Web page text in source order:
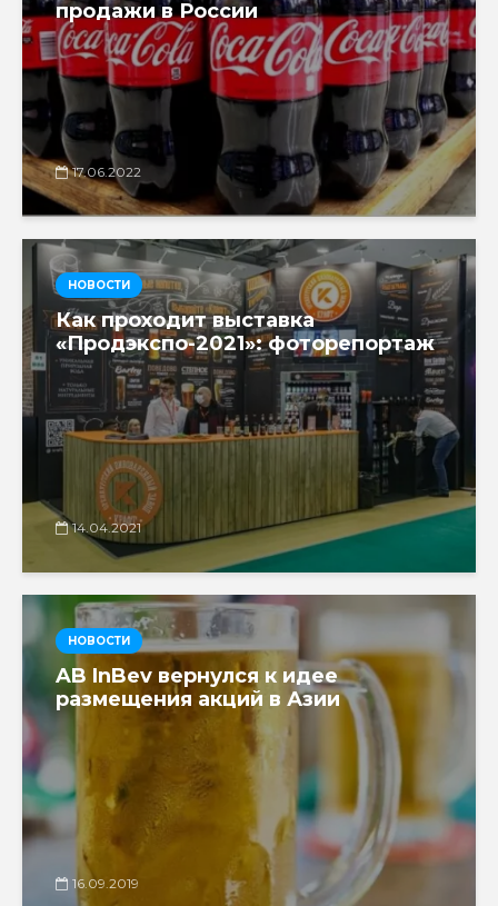
продажи в России
17.06.2022
НОВОСТИ
Как проходит выставка
«Продэкспо-2021»: фоторепортаж
14.04.2021
НОВОСТИ
AB InBev вернулся к идее
размещения акций в Азии
16.09.2019